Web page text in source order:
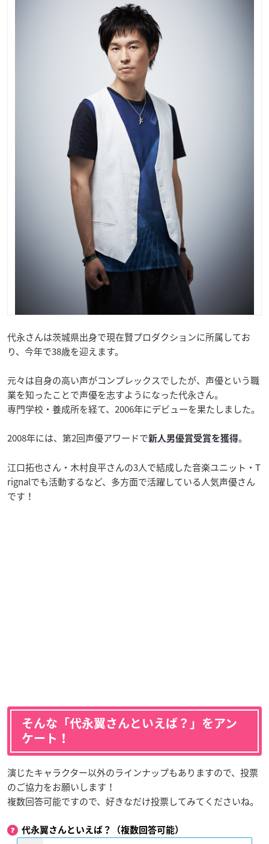
代永さんは茨城県出身で現在賢プロダクションに所属してお
り、今年で38歳を迎えます。
元々は自身の高い声がコンプレックスでしたが、声優という職
業を知ったことで声優を志すようになった代永さん。
専門学校・養成所を経て、2006年にデビューを果たしました。
2008年には、第2回声優アワードで新人男優賞受賞を獲得。
江口拓也さん・木村良平さんの3人で結成した音楽ユニット・T
rignalでも活動するなど、多方面で活躍している人気声優さん
です！
そんな「代永翼さんといえば？」をアン
ケート！
演じたキャラクター以外のラインナップもありますので、投票
のご協力をお願いします！
複数回答可能ですので、好きなだけ投票してみてくださいね。
代永翼さんといえば？（複数回答可能）